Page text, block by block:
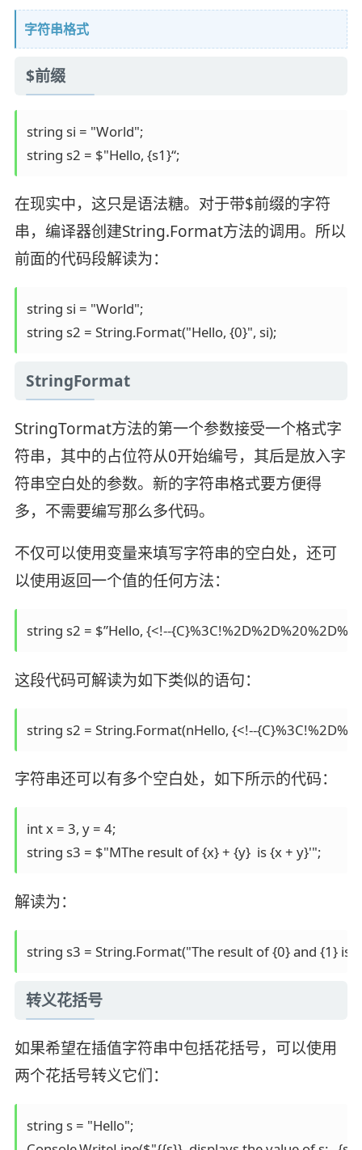
字符串格式
$前缀
string si = "World";
string s2 = $"Hello, {s1}“;
在现实中，这只是语法糖。对于带$前缀的字符
串，编译器创建String.Format方法的调用。所以
前面的代码段解读为：
string si = "World";
string s2 = String.Format("Hello, {0}", si);
StringFormat
StringTormat方法的第一个参数接受一个格式字
符串，其中的占位符从0开始编号，其后是放入字
符串空白处的参数。新的字符串格式要方便得
多，不需要编写那么多代码。
不仅可以使用变量来填写字符串的空白处，还可
以使用返回一个值的任何方法：
string s2 = $”Hello, {<!--
这段代码可解读为如下类似的语句：
string s2 = String.Format(nHello, {<!--
字符串还可以有多个空白处，如下所示的代码：
int x = 3, y = 4;
string s3 = $"MThe result of {x} + {y}  is {x + y}'";
解读为：
string s3 = String.Format("The result of {0} and {1} is
转义花括号
如果希望在插值字符串中包括花括号，可以使用
两个花括号转义它们：
string s = "Hello";